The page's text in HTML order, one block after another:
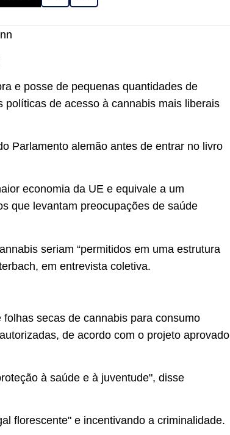
e posse de pequenas quantidades de
de acesso à cannabis mais liberais
Parlamento alemão antes de entrar no livro
economia da UE e equivale a um
que levantam preocupações de saúde
seriam “permitidos em uma estrutura
em entrevista coletiva.
secas de cannabis para consumo
de acordo com o projeto aprovado
à saúde e à juventude", disse
florescente" e incentivando a criminalidade.